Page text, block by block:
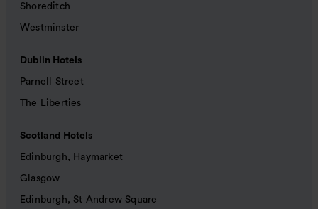
Shoreditch
Westminster
Dublin Hotels
Parnell Street
The Liberties
Scotland Hotels
Edinburgh, Haymarket
Glasgow
Edinburgh, St Andrew Square